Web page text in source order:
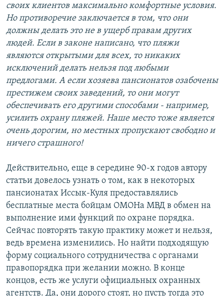
своих клиентов максимально комфортные условия.
Но противоречие заключается в том, что они
должны делать это не в ущерб правам других
людей. Если в законе написано, что пляжи
являются открытыми для всех, то никаких
исключений делать нельзя под любыми
предлогами. А если хозяева пансионатов озабочены
престижем своих заведений, то они могут
обеспечивать его другими способами - например,
усилить охрану пляжей. Наше место тоже является
очень дорогим, но местных пропускают свободно и
ничего страшного!
Действительно, еще в середине 90-х годов автору
статьи довелось узнать о том, как в некоторых
пансионатах Иссык-Куля предоставлялись
бесплатные места бойцам ОМОНа МВД в обмен на
выполнение ими функций по охране порядка.
Сейчас повторять такую практику может и нельзя,
ведь времена изменились. Но найти подходящую
форму социального сотрудничества с органами
правопорядка при желании можно. В конце
концов, есть же услуги официальных охранных
агентств. Да, они дорого стоят, но пусть тогда это